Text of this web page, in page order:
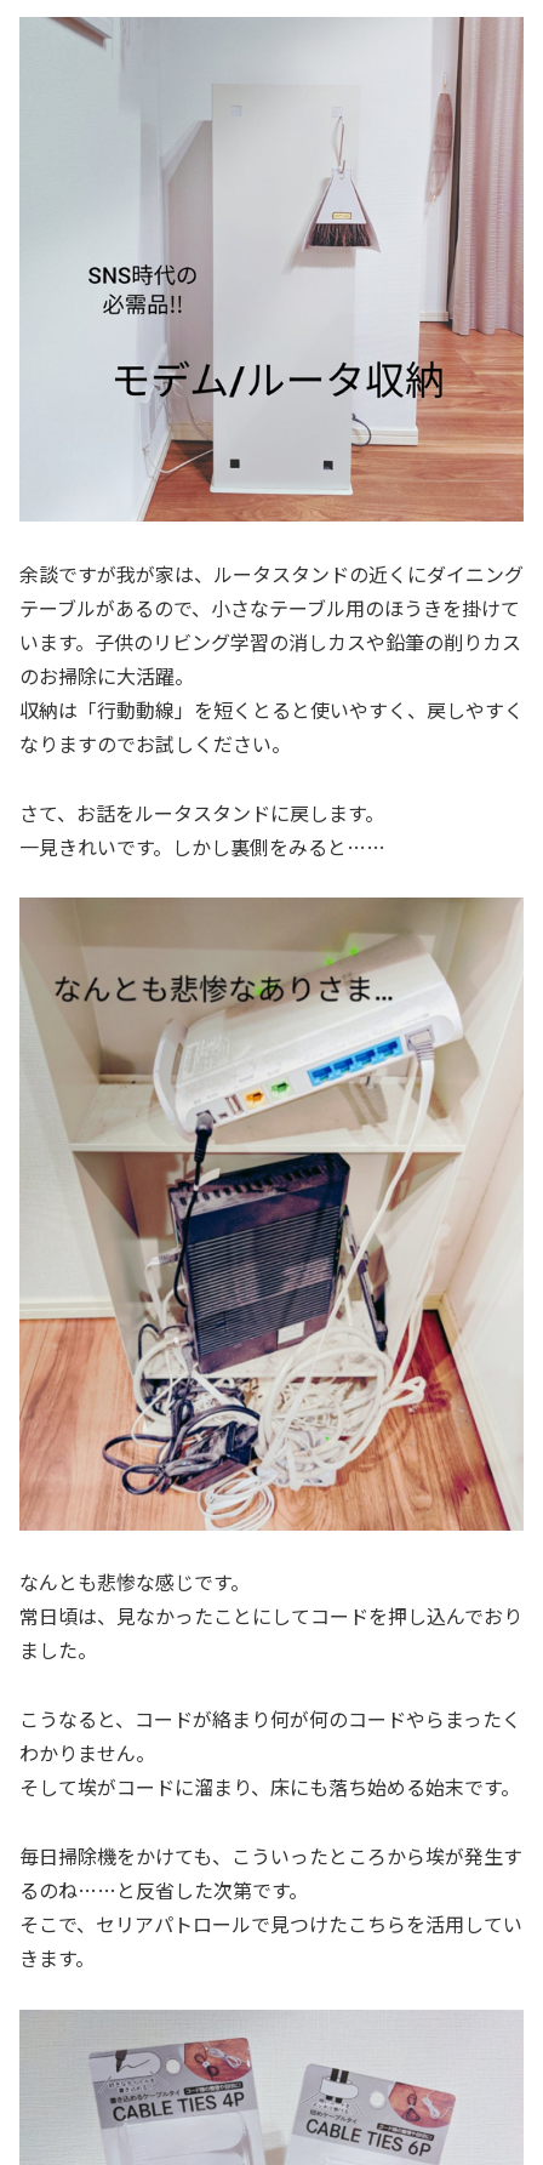
余談ですが我が家は、ルータスタンドの近くにダイニング
テーブルがあるので、小さなテーブル用のほうきを掛けて
います。子供のリビング学習の消しカスや鉛筆の削りカス
のお掃除に大活躍。
収納は「行動動線」を短くとると使いやすく、戻しやすく
なりますのでお試しください。
さて、お話をルータスタンドに戻します。
一見きれいです。しかし裏側をみると……
なんとも悲惨な感じです。
常日頃は、見なかったことにしてコードを押し込んでおり
ました。
こうなると、コードが絡まり何が何のコードやらまったく
わかりません。
そして埃がコードに溜まり、床にも落ち始める始末です。
毎日掃除機をかけても、こういったところから埃が発生す
るのね……と反省した次第です。
そこで、セリアパトロールで見つけたこちらを活用してい
きます。